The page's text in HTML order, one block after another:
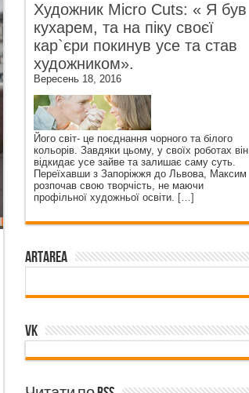
Художник Micro Cuts: « Я був
кухарем, та на піку своєї
кар`єри покинув усе та став
художником».
Вересень 18, 2016
Його світ- це поєднання чорного та білого
кольорів. Завдяки цьому, у своїх роботах він
відкидає усе зайве та залишає саму суть.
Переїхавши з Запоріжжя до Львова, Максим
розпочав свою творчість, не маючи
профільної художньої освіти. […]
ArtArea
VK